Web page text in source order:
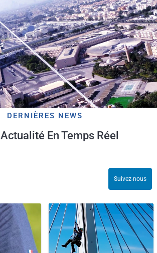
DERNIÈRES NEWS
En Temps Réel
Suivez-nous